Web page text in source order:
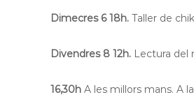
Dimecres 6 18h. Taller de
Divendres 8 12h. Lectura del
16,30h A les millors mans. A